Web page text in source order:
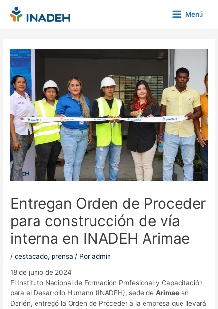
Menú
Entregan Orden de Proceder
para construcción de vía
interna en INADEH Arimae
/destacado, prensa / Poradmin
18 de junio de 2024
El Instituto Nacional de Formación Profesional y Capacitación
para el Desarrollo Humano (INADEH), sede deArimae en
Darién, entregó la Orden de Proceder a la empresa que llevará